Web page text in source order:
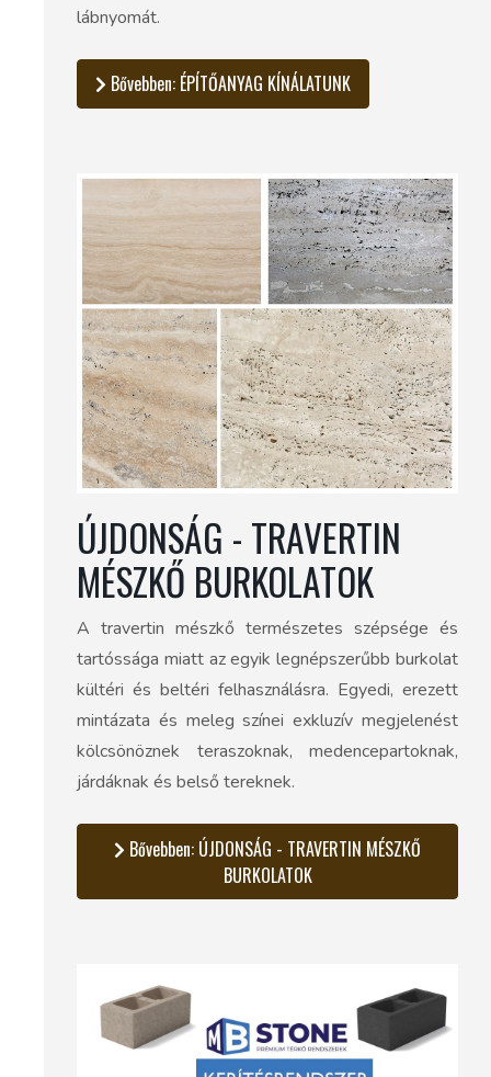
lábnyomát.
Bővebben: ÉPÍTŐANYAG KÍNÁLATUNK
ÚJDONSÁG - TRAVERTIN
MÉSZKŐ BURKOLATOK
A travertin mészkő természetes szépsége és
tartóssága miatt az egyik legnépszerűbb burkolat
kültéri és beltéri felhasználásra. Egyedi, erezett
mintázata és meleg színei exkluzív megjelenést
kölcsönöznek teraszoknak, medencepartoknak,
járdáknak és belső tereknek.
Bővebben: ÚJDONSÁG - TRAVERTIN MÉSZKŐ
BURKOLATOK